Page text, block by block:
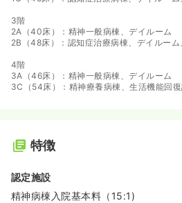
3階
2A（40床）：精神一般病棟、デイルーム
2B（48床）：認知症治療病棟、デイルー
4階
3A（46床）：精神一般病棟、デイルーム
3C（54床）：精神療養病棟、生活機能回
特徴
認定施設
精神病棟入院基本料（15:1)